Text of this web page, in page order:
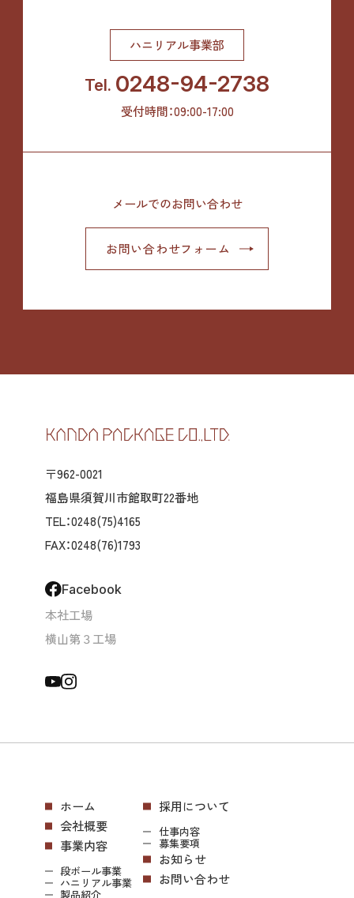
ハニリアル事業部
Tel. 0248-94-2738
受付時間：09:00-17:00
メールでのお問い合わせ
お問い合わせフォーム
〒962-0021
福島県須賀川市館取町22番地
TEL：0248(75)4165
FAX：0248(76)1793
Facebook
本社工場
横山第３工場
ホーム
会社概要
事業内容
段ボール事業
ハニリアル事業
製品紹介
採用について
仕事内容
募集要項
お知らせ
お問い合わせ